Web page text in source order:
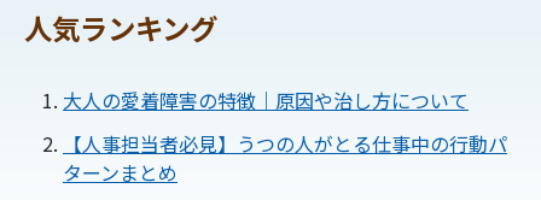
キッ
お知らせ
人気ランキング
大人の愛着障害の特徴｜原因や治し方について
【人事担当者必見】うつの人がとる仕事中の行動パ
ターンまとめ